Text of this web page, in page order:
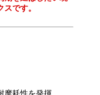
です。
摩耗性を発揮